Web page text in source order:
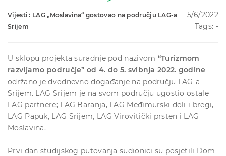
Vijesti : LAG „Moslavina“ gostovao na području LAG-a
Srijem
5/6/2022
Tags: -
U sklopu projekta suradnje pod nazivom “Turizmom
razvijamo područje” od 4. do 5. svibnja 2022. godine
održano je dvodnevno događanje na području LAG-a
Srijem. LAG Srijem je na svom području ugostio ostale
LAG partnere; LAG Baranja, LAG Međimurski doli i bregi,
LAG Papuk, LAG Srijem, LAG Virovitički prsten i LAG
Moslavina.
Prvi dan studijskog putovanja sudionici su posjetili Dom